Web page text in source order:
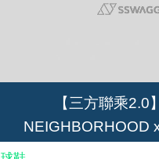
【三方聯乘2.0
NEIGHBORHOOD